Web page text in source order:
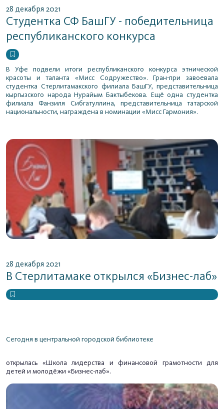
28 декабря 2021
Студентка СФ БашГУ - победительница
республиканского конкурса
В Уфе подвели итоги республиканского конкурса этнической
красоты и таланта «Мисс Содружество». Гран-при завоевала
студентка Стерлитамакского филиала БашГУ, представительница
кыргызского народа Нурайым Бактыбекова. Ещё одна студентка
филиала Фанзиля Сибгатуллина, представительница татарской
национальности, награждена в номинации «Мисс Гармония».
28 декабря 2021
В Стерлитамаке открылся «Бизнес-лаб»
Сегодня в центральной городской библиотеке
открылась «Школа лидерства и финансовой грамотности для
детей и молодёжи «Бизнес-лаб».